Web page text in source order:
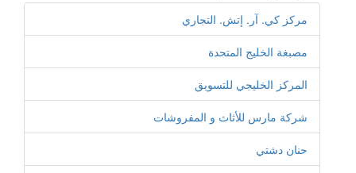
مركز كي. آر. إتش. التجاري
مصبغة الخليج المتحدة
المركز الخليجي للتسويق
شركة مارس للأثاث و المفروشات
حنان دشتي